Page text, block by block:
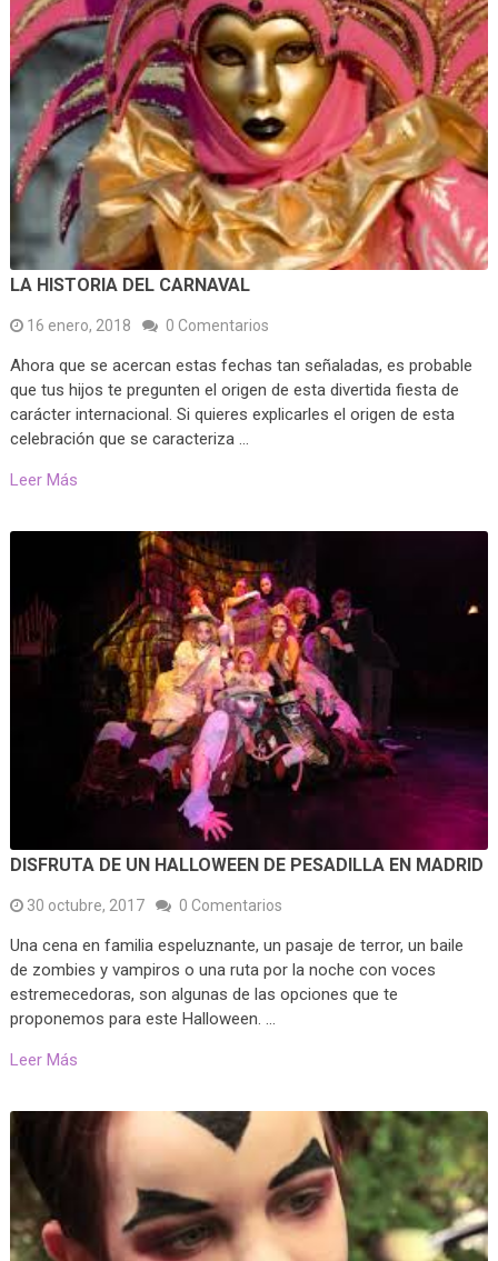
LA HISTORIA DEL CARNAVAL
16 enero, 2018 0 Comentarios
Ahora que se acercan estas fechas tan señaladas, es probable
que tus hijos te pregunten el origen de esta divertida fiesta de
carácter internacional. Si quieres explicarles el origen de esta
celebración que se caracteriza …
Leer Más
DISFRUTA DE UN HALLOWEEN DE PESADILLA EN MADRID
30 octubre, 2017 0 Comentarios
Una cena en familia espeluznante, un pasaje de terror, un baile
de zombies y vampiros o una ruta por la noche con voces
estremecedoras, son algunas de las opciones que te
proponemos para este Halloween. …
Leer Más